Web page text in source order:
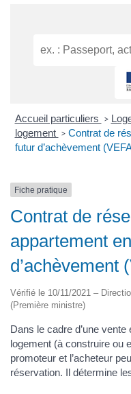
Accueil particuliers >
logement > Contrat de
futur d’achèvement
Fiche pratique
Contrat de
appartement
d’achèvement
Vérifié le 10/11/2021 –
(Première ministre)
Dans le cadre d’une vente
logement (à construire ou
promoteur et l’acheteur
réservation. Il détermine